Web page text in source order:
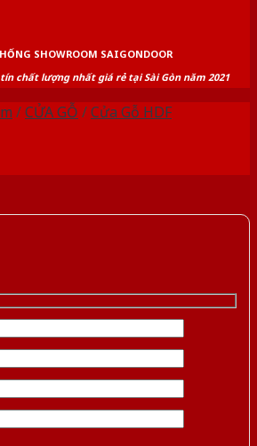
SHOWROOM SAIGONDOOR
chất lượng nhất giá rẻ tại Sài Gòn năm 2021
/CỬA GỖ /Cửa Gỗ HDF